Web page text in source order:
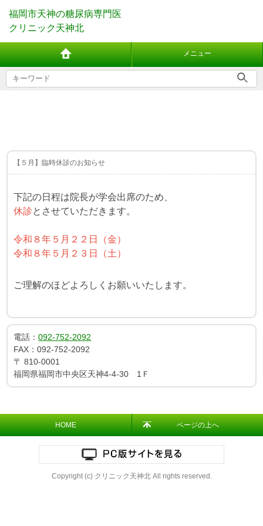
福岡市天神の糖尿病専門医
クリニック天神北
メニュー
【５月】臨時休診のお知らせ
下記の日程は院長が学会出席のため、
休診とさせていただきます。
令和８年５月２２日（金）
令和８年５月２３日（土）
ご理解のほどよろしくお願いいたします。
電話：092-752-2092
FAX：092-752-2092
〒810-0001
福岡県福岡市中央区天神4-4-30 1Ｆ
HOME ページの上へ
Copyright (c) クリニック天神北 All rights reserved.